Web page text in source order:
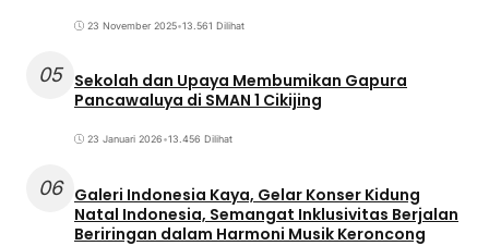
23 November 2025•13.561 Dilihat
05 Sekolah dan Upaya Membumikan Gapura
Pancawaluya di SMAN 1 Cikijing
23 Januari 2026•13.456 Dilihat
06 Galeri Indonesia Kaya, Gelar Konser Kidung
Natal Indonesia, Semangat Inklusivitas Berjalan
Beriringan dalam Harmoni Musik Keroncong